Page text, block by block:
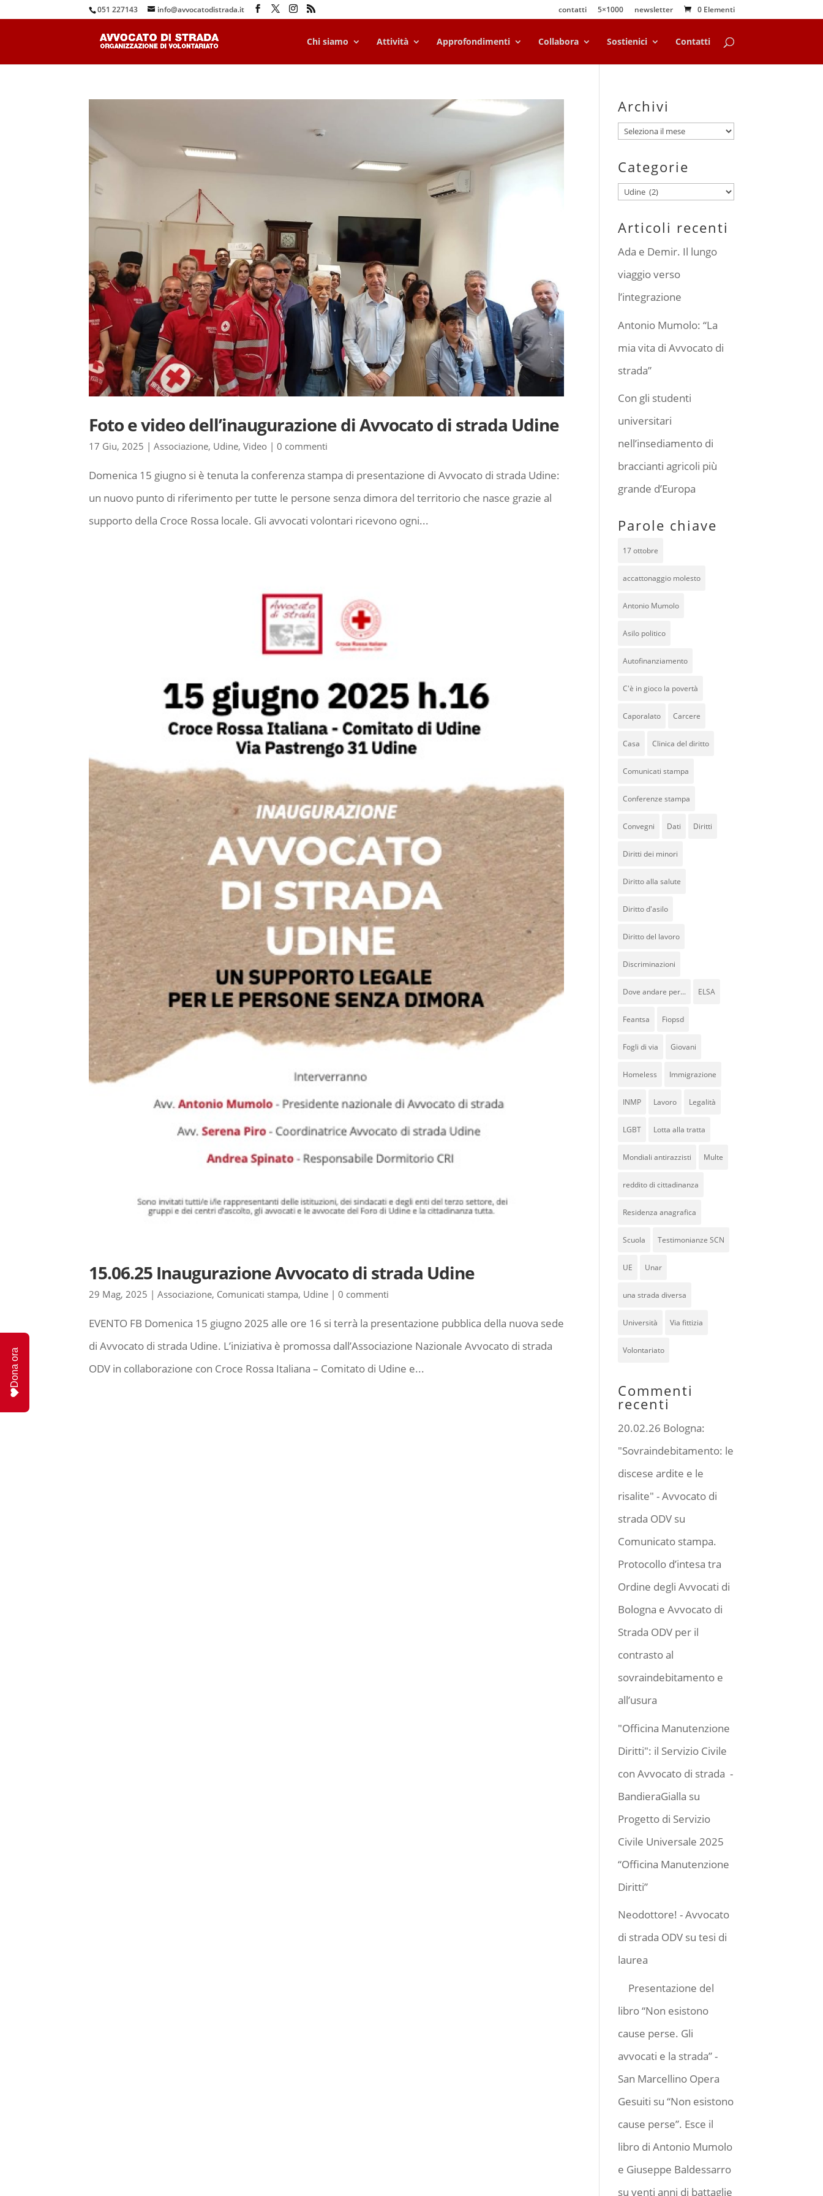
051 227143 info@avvocatodistrada.it contatti 5×1000 newsletter 0 Elementi
Chi siamo Attività Approfondimenti Collabora Sostienici Contatti
Foto e video dell’inaugurazione di Avvocato di strada Udine
17 Giu, 2025 | Associazione, Udine, Video | 0 commenti
Domenica 15 giugno si è tenuta la conferenza stampa di presentazione di Avvocato di strada Udine:
un nuovo punto di riferimento per tutte le persone senza dimora del territorio che nasce grazie al
supporto della Croce Rossa locale. Gli avvocati volontari ricevono ogni...
15.06.25 Inaugurazione Avvocato di strada Udine
29 Mag, 2025 | Associazione, Comunicati stampa, Udine| 0 commenti
EVENTO FB Domenica 15 giugno 2025 alle ore 16 si terrà la presentazione pubblica della nuova sede
di Avvocato di strada Udine. L’iniziativa è promossa dall’Associazione Nazionale Avvocato di strada
ODV in collaborazione con Croce Rossa Italiana – Comitato di Udine e...
Archivi
Archivi
Categorie
Categorie
Articoli recenti
Ada e Demir. Il lungo
viaggio verso
l’integrazione
Antonio Mumolo: “La
mia vita di Avvocato di
strada”
Con gli studenti
universitari
nell’insediamento di
braccianti agricoli più
grande d’Europa
Parole chiave
17 ottobre
accattonaggio molesto
Antonio Mumolo
Asilo politico
Autofinanziamento
C'è in gioco la povertà
Caporalato Carcere
Casa Clinica del diritto
Comunicati stampa
Conferenze stampa
Convegni Dati Diritti
Diritti dei minori
Diritto alla salute
Diritto d'asilo
Diritto del lavoro
Discriminazioni
Dove andare per... ELSA
Feantsa Fiopsd
Fogli di via Giovani
Homeless Immigrazione
INMP Lavoro Legalità
LGBT Lotta alla tratta
Mondiali antirazzisti Multe
reddito di cittadinanza
Residenza anagrafica
Scuola Testimonianze SCN
UE Unar
una strada diversa
Università Via fittizia
Volontariato
Commenti
recenti
20.02.26 Bologna:
"Sovraindebitamento: le
discese ardite e le
risalite" - Avvocato di
strada ODV su
Comunicato stampa.
Protocollo d’intesa tra
Ordine degli Avvocati di
Bologna e Avvocato di
Strada ODV per il
contrasto al
sovraindebitamento e
all’usura
"Officina Manutenzione
Diritti": il Servizio Civile
con Avvocato di strada -
BandieraGialla su
Progetto di Servizio
Civile Universale 2025
“Officina Manutenzione
Diritti”
Neodottore! - Avvocato
di strada ODV sutesi di
laurea
Presentazione del
libro “Non esistono
cause perse. Gli
avvocati e la strada” -
San Marcellino Opera
Gesuiti su“Non esistono
cause perse”. Esce il
libro di Antonio Mumolo
e Giuseppe Baldessarro
su venti anni di battaglie
Dona ora